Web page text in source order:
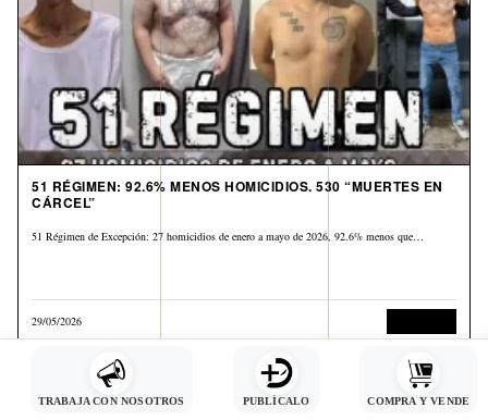
51 RÉGIMEN: 92.6% MENOS HOMICIDIOS. 530 “MUERTES EN
CÁRCEL”
51 Régimen de Excepción: 27 homicidios de enero a mayo de 2026, 92.6% menos que…
29/05/2026
TRABAJA CON NOSOTROS PUBLÍCALO COMPRA Y VENDE